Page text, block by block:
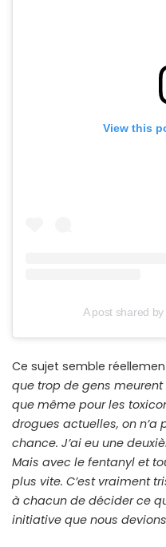
View this
A post shared
Ce sujet semble
que trop de gens
que même pour les
drogues actuelles, on
chance. J’ai eu une
Mais avec le fentanyl et
plus vite. C’est vraiment
à chacun de décider ce
initiative que nous